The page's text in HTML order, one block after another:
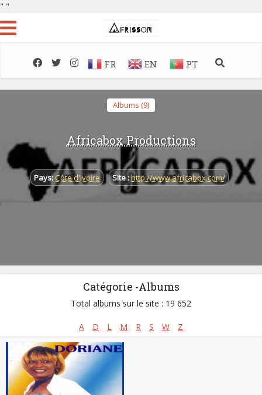
" "
FR EN PT
Albums (9)
Africabox Productions
Pays:Côte d'Ivoire Site :http://www.africabox.com/
Catégorie -Albums
Total albums sur le site : 19 652
A D L M R S W Z